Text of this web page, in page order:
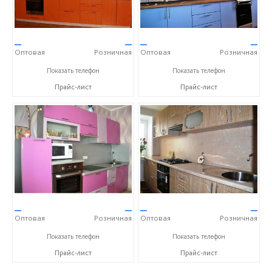
—
Оптовая
—
Розничная
+7 (905) 604-65-94
Показать телефон
Прайс-лист
—
Оптовая
—
Розничная
+7 (905) 604-65-94
Показать телефон
Прайс-лист
—
Оптовая
—
Розничная
+7 (905) 604-65-94
Показать телефон
Прайс-лист
—
Оптовая
—
Розничная
+7 (905) 604-65-94
Показать телефон
Прайс-лист